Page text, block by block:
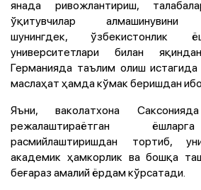
янада ривожлантириш,
ўқитувчилар алмашинувини
шунингдек, ўзбекистонлик
университетлари билан
Германияда таълим олиш истагида
маслаҳат ҳамда кўмак беришдан
Яъни, ваколатхона
режалаштираётган
расмийлаштиришдан тортиб,
академик ҳамкорлик ва бошқа
беғараз амалий ёрдам кўрсатади.